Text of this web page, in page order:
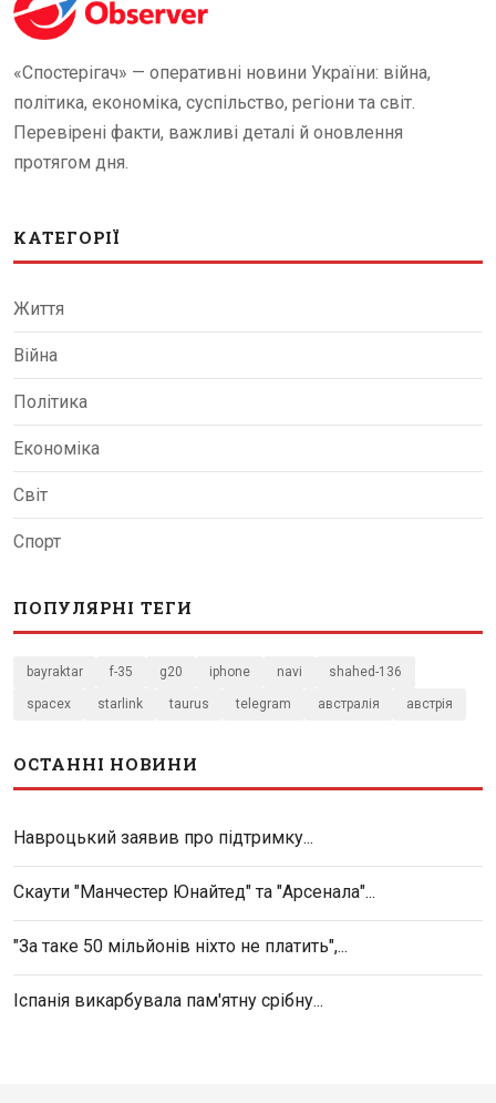
«Спостерігач» — оперативні новини України: війна,
політика, економіка, суспільство, регіони та світ.
Перевірені факти, важливі деталі й оновлення
протягом дня.
КАТЕГОРІЇ
Життя
Війна
Політика
Економіка
Світ
Спорт
ПОПУЛЯРНІ ТЕГИ
bayraktar f-35 g20 iphone navi shahed-136
spacex starlink taurus telegram австралія австрія
ОСТАННІ НОВИНИ
Навроцький заявив про підтримку...
Скаути "Манчестер Юнайтед" та "Арсенала"...
"За таке 50 мільйонів ніхто не платить",...
Іспанія викарбувала пам'ятну срібну...